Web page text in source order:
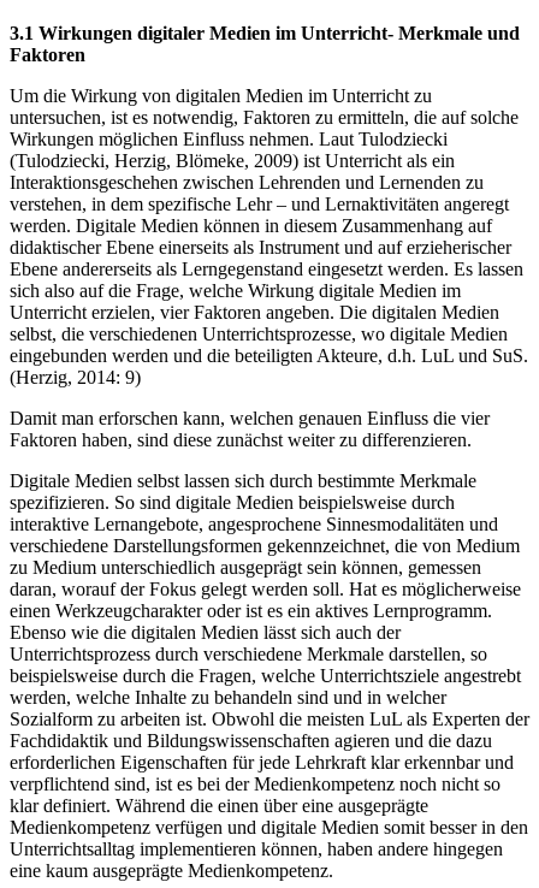
3.1 Wirkungen digitaler Medien im Unterricht- Merkmale und
Faktoren
Um die Wirkung von digitalen Medien im Unterricht zu
untersuchen, ist es notwendig, Faktoren zu ermitteln, die auf solche
Wirkungen möglichen Einfluss nehmen. Laut Tulodziecki
(Tulodziecki, Herzig, Blömeke, 2009) ist Unterricht als ein
Interaktionsgeschehen zwischen Lehrenden und Lernenden zu
verstehen, in dem spezifische Lehr – und Lernaktivitäten angeregt
werden. Digitale Medien können in diesem Zusammenhang auf
didaktischer Ebene einerseits als Instrument und auf erzieherischer
Ebene andererseits als Lerngegenstand eingesetzt werden. Es lassen
sich also auf die Frage, welche Wirkung digitale Medien im
Unterricht erzielen, vier Faktoren angeben. Die digitalen Medien
selbst, die verschiedenen Unterrichtsprozesse, wo digitale Medien
eingebunden werden und die beteiligten Akteure, d.h. LuL und SuS.
(Herzig, 2014: 9)
Damit man erforschen kann, welchen genauen Einfluss die vier
Faktoren haben, sind diese zunächst weiter zu differenzieren.
Digitale Medien selbst lassen sich durch bestimmte Merkmale
spezifizieren. So sind digitale Medien beispielsweise durch
interaktive Lernangebote, angesprochene Sinnesmodalitäten und
verschiedene Darstellungsformen gekennzeichnet, die von Medium
zu Medium unterschiedlich ausgeprägt sein können, gemessen
daran, worauf der Fokus gelegt werden soll. Hat es möglicherweise
einen Werkzeugcharakter oder ist es ein aktives Lernprogramm.
Ebenso wie die digitalen Medien lässt sich auch der
Unterrichtsprozess durch verschiedene Merkmale darstellen, so
beispielsweise durch die Fragen, welche Unterrichtsziele angestrebt
werden, welche Inhalte zu behandeln sind und in welcher
Sozialform zu arbeiten ist. Obwohl die meisten LuL als Experten der
Fachdidaktik und Bildungswissenschaften agieren und die dazu
erforderlichen Eigenschaften für jede Lehrkraft klar erkennbar und
verpflichtend sind, ist es bei der Medienkompetenz noch nicht so
klar definiert. Während die einen über eine ausgeprägte
Medienkompetenz verfügen und digitale Medien somit besser in den
Unterrichtsalltag implementieren können, haben andere hingegen
eine kaum ausgeprägte Medienkompetenz.